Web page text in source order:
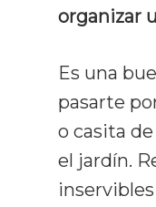
organizar
Es una
pasarte
o casita
el jardín.